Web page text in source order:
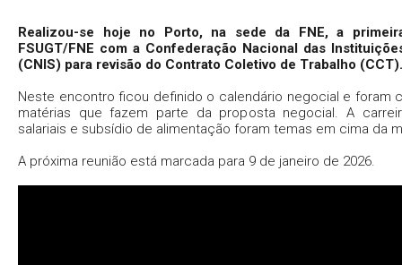
Realizou-se hoje no Porto, na sede da FNE, a
FSUGT/FNE com a Confederação Nacional das
(CNIS) para revisão do Contrato Coletivo de Trabalho (CCT).
Neste encontro ficou definido o calendário negocial e foram
matérias que fazem parte da proposta negocial. A
salariais e subsídio de alimentação foram temas em cima da
A próxima reunião está marcada para 9 de janeiro de 2026.